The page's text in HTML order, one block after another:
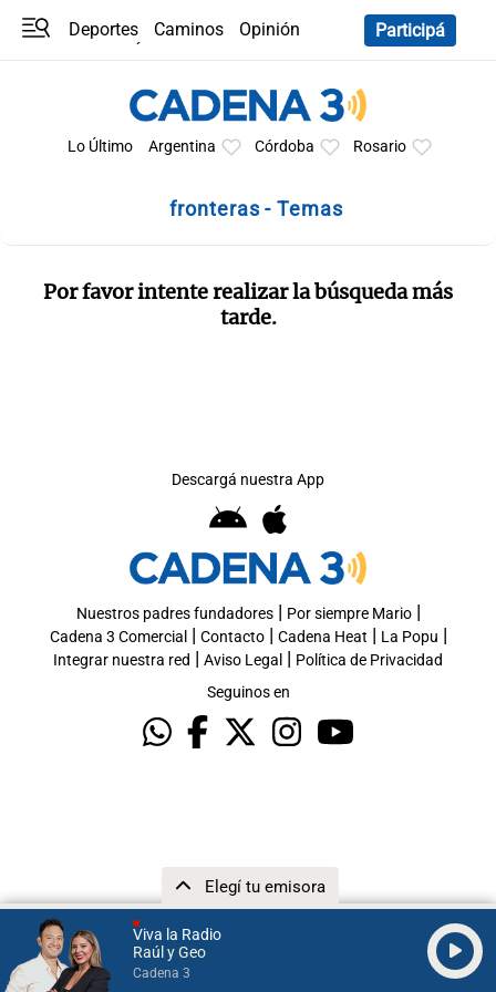
Viva la Radio
Raúl y Geo
Cadena 3
Elegí tu emisora
Deportes Caminos
Opinión
Participá
Lo Último Argentina Córdoba Rosario
fronteras - Temas
Por favor intente realizar la búsqueda más
tarde.
Descargá nuestra App
Nuestros padres fundadores| Por siempre Mario|
Cadena 3 Comercial | Contacto| Cadena Heat | La Popu |
Integrar nuestra red | Aviso Legal | Política de Privacidad
Seguinos en